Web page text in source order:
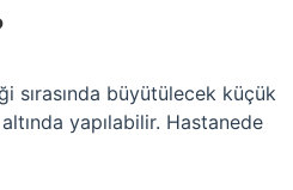
sırasında büyütülecek küçük
yapılabilir. Hastanede